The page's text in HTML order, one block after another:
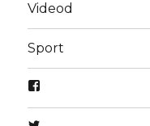
Videod
Sport